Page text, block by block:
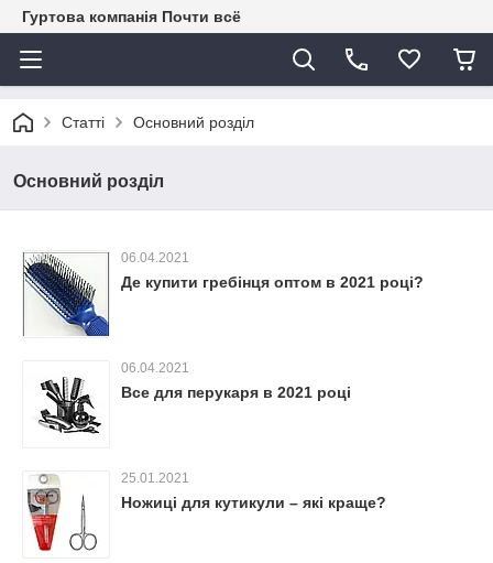
Гуртова компанія Почти всё
Статті Основний розділ
Основний розділ
06.04.2021
Де купити гребінця оптом в 2021 році?
06.04.2021
Все для перукаря в 2021 році
25.01.2021
Ножиці для кутикули – які краще?